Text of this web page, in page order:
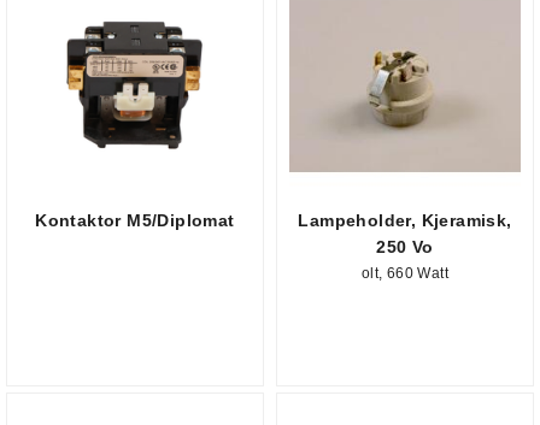
Kontaktor M5/Diplomat
Lampeholder, Kjeramisk,
250 Vo
olt, 660 Watt